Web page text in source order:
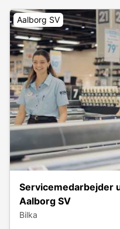
Aalborg SV
Servicemedarbejder
Aalborg SV
Bilka